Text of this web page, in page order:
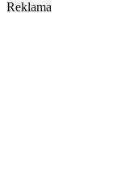
Reklama